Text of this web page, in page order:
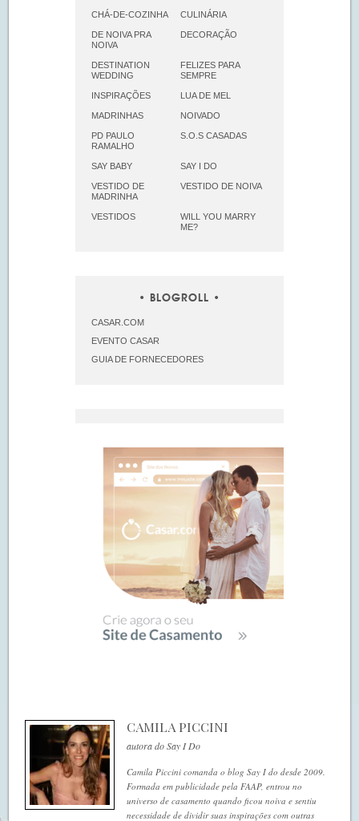
CHÁ-DE-COZINHA CULINÁRIA
DE NOIVA PRA
NOIVA
DECORAÇÃO
DESTINATION
WEDDING
FELIZES PARA
SEMPRE
INSPIRAÇÕES LUA DE MEL
MADRINHAS NOIVADO
PD PAULO
RAMALHO
S.O.S CASADAS
SAY BABY SAY I DO
VESTIDO DE
MADRINHA
VESTIDO DE NOIVA
VESTIDOS
WILL YOU MARRY
ME?
BLOGROLL
CASAR.COM
EVENTO CASAR
GUIA DE FORNECEDORES
CAMILA PICCINI
autora do Say I Do
Camila Piccini comanda o blog Say I do desde 2009.
Formada em publicidade pela FAAP, entrou no
universo de casamento quando ficou noiva e sentiu
necessidade de dividir suas inspirações com outras